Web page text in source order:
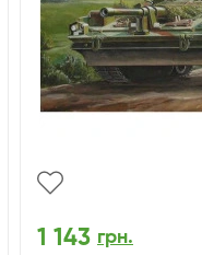
1 143 грн.